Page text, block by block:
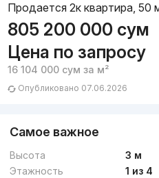
Продается 2к квартира, 50
805 200 000 сум
Цена по запросу
16 104 000 сум за м²
Опубликовано 07.06.2026
Самое важное
Высота
3 м
Этажность
1 из 4